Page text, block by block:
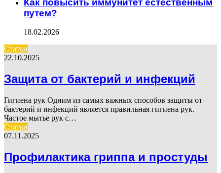
путем?
18.02.2026
Статьи
22.10.2025
Защита от бактерий и инфекций
Гигиена рук Одним из самых важных способов защиты от
бактерий и инфекций является правильная гигиена рук.
Частое мытье рук с…
Статьи
07.11.2025
Профилактика гриппа и простуды